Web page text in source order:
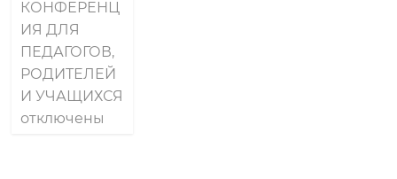
о
д
КОНФЕРЕНЦ
ИЯ ДЛЯ
ПЕДАГОГОВ,
РОДИТЕЛЕЙ
И УЧАЩИХСЯ
отключены